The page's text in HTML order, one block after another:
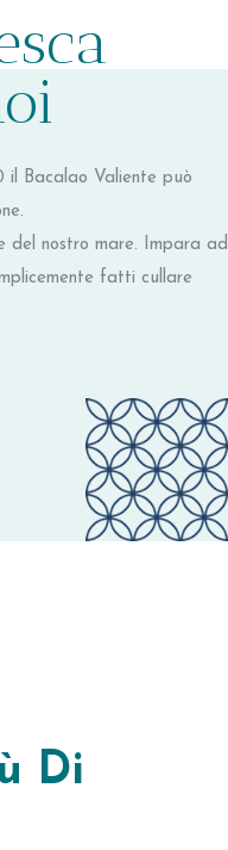
il Bacalao Valiente può
del nostro mare. Impara ad
fatti cullare
Di